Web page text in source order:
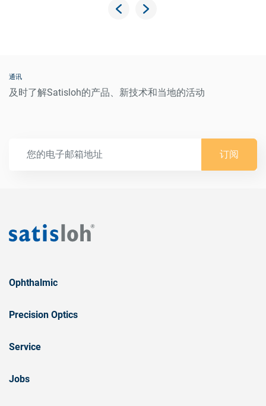
通讯
及时了解Satisloh的产品、新技术和当地的活动
订阅
Ophthalmic
Precision Optics
Service
Jobs